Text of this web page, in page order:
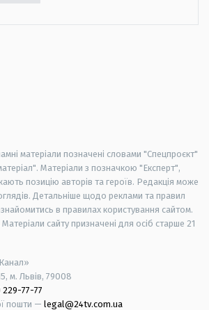
матеріали позначені словами "Спецпроєкт"
Матеріали з позначкою "Експерт",
позицію авторів та героїв. Редакція може
Детальніше щодо реклами та правил
в правилах користування сайтом.
Матеріали сайту призначені для осіб старше 21
м. Львів, 79008
77-77
пошти — legal@24tv.com.ua